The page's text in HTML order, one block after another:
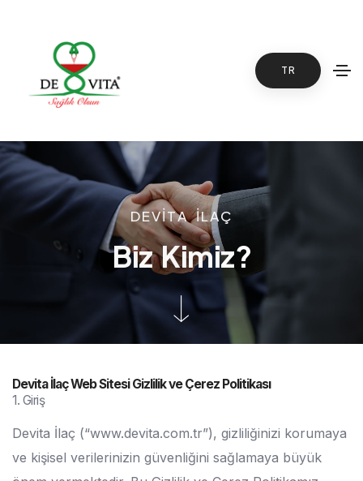
TR
DEVİTA İLAÇ
Biz Kimiz?
Devita İlaç Web Sitesi Gizlilik ve Çerez Politikası
1. Giriş
Devita İlaç (“www.devita.com.tr”), gizliliğinizi korumaya
ve kişisel verilerinizin güvenliğini sağlamaya büyük